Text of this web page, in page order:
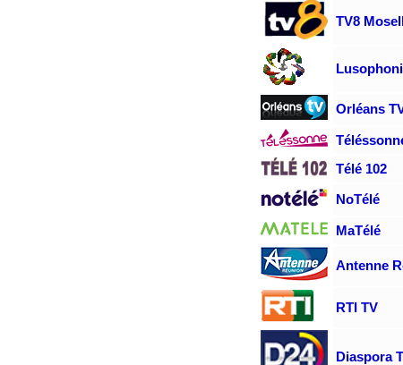
TV8
Orléans
Télé 102
NoTélé
MaTélé
Antenne
RTI TV
Diaspora